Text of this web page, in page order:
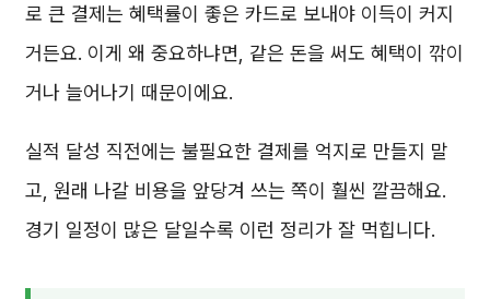
로 큰 결제는 혜택률이 좋은 카드로 보내야 이득이 커지
거든요. 이게 왜 중요하냐면, 같은 돈을 써도 혜택이 깎이
거나 늘어나기 때문이에요.
실적 달성 직전에는 불필요한 결제를 억지로 만들지 말
고, 원래 나갈 비용을 앞당겨 쓰는 쪽이 훨씬 깔끔해요.
경기 일정이 많은 달일수록 이런 정리가 잘 먹힙니다.